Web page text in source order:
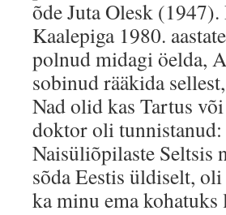
õde Juta Olesk
Kaalepiga 1980.
polnud midagi öelda,
sobinud rääkida
Nad olid kas Tartus
doktor oli
Naisüliõpilaste Seltsis
sõda Eestis üldiselt,
ka minu ema